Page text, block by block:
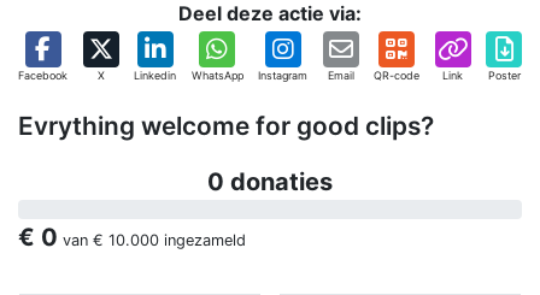
Deel deze actie via:
Facebook X Linkedin WhatsApp Instagram Email QR-code Link Poster
Evrything welcome for good clips?
0 donaties
€ 0 van € 10.000 ingezameld